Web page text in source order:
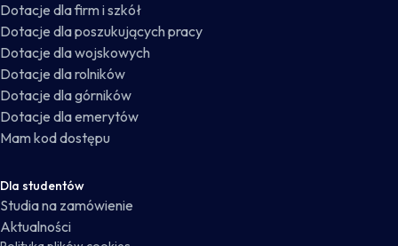
Dotacje dla firm i szkół
Dotacje dla poszukujących pracy
Dotacje dla wojskowych
Dotacje dla rolników
Dotacje dla górników
Dotacje dla emerytów
Mam kod dostępu
Dla studentów
Studia na zamówienie
Aktualności